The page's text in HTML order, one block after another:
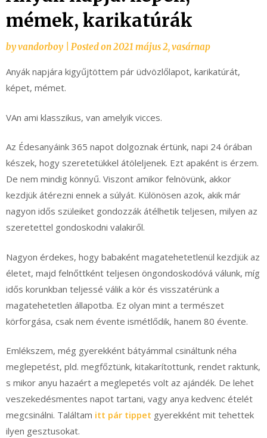
mémek, karikatúrák
byvandorboy Posted on2021 május 2, vasárnap
Anyák napjára kigyűjtöttem pár üdvözlőlapot, karikatúrát,
képet, mémet.
VAn ami klasszikus, van amelyik vicces.
Az Édesanyáink 365 napot dolgoznak értünk, napi 24 órában
készek, hogy szeretetükkel átöleljenek. Ezt apaként is érzem.
De nem mindig könnyű. Viszont amikor felnövünk, akkor
kezdjük átérezni ennek a súlyát. Különösen azok, akik már
nagyon idős szüleiket gondozzák átélhetik teljesen, milyen az
szeretettel gondoskodni valakiről.
Nagyon érdekes, hogy babaként magatehetetlenül kezdjük az
életet, majd felnőttként teljesen öngondoskodóvá válunk, míg
idős korunkban teljessé válik a kör és visszatérünk a
magatehetetlen állapotba. Ez olyan mint a természet
körforgása, csak nem évente ismétlődik, hanem 80 évente.
Emlékszem, még gyerekként bátyámmal csináltunk néha
meglepetést, pld. megfőztünk, kitakarítottunk, rendet raktunk,
s mikor anyu hazaért a meglepetés volt az ajándék. De lehet
veszekedésmentes napot tartani, vagy anya kedvenc ételét
megcsinálni. Találtam itt pár tippet gyerekként mit tehettek
ilyen gesztusokat.